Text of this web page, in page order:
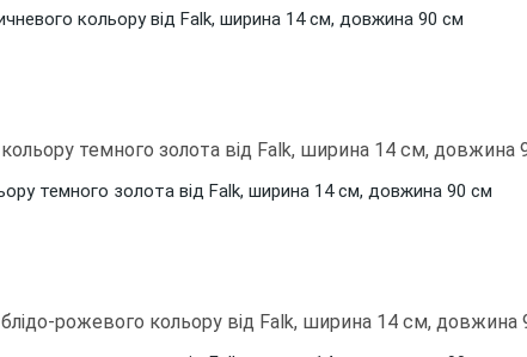
кольору від Falk, ширина 14 см, довжина 90 см
темного золота від Falk, ширина 14 см, довжина 90 см